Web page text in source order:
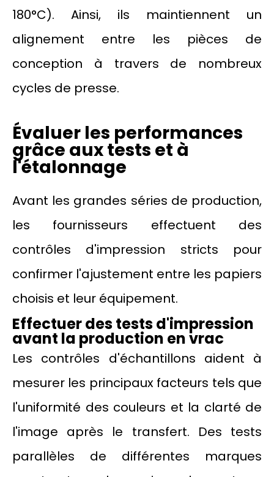
180°C). Ainsi, ils maintiennent un
alignement entre les pièces de
conception à travers de nombreux
cycles de presse.
Évaluer les performances
grâce aux tests et à
l'étalonnage
Avant les grandes séries de production,
les fournisseurs effectuent des
contrôles d'impression stricts pour
confirmer l'ajustement entre les papiers
choisis et leur équipement.
Effectuer des tests d'impression
avant la production en vrac
Les contrôles d'échantillons aident à
mesurer les principaux facteurs tels que
l'uniformité des couleurs et la clarté de
l'image après le transfert. Des tests
parallèles de différentes marques